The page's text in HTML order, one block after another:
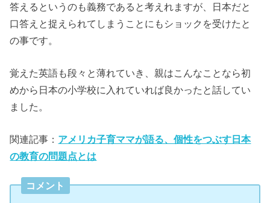
答えるというのも義務であると考えれますが、日本だと
口答えと捉えられてしまうことにもショックを受けたと
の事です。
覚えた英語も段々と薄れていき、親はこんなことなら初
めから日本の小学校に入れていれば良かったと話してい
ました。
関連記事： アメリカ子育ママが語る、個性をつぶす日本
の教育の問題点とは
コメント